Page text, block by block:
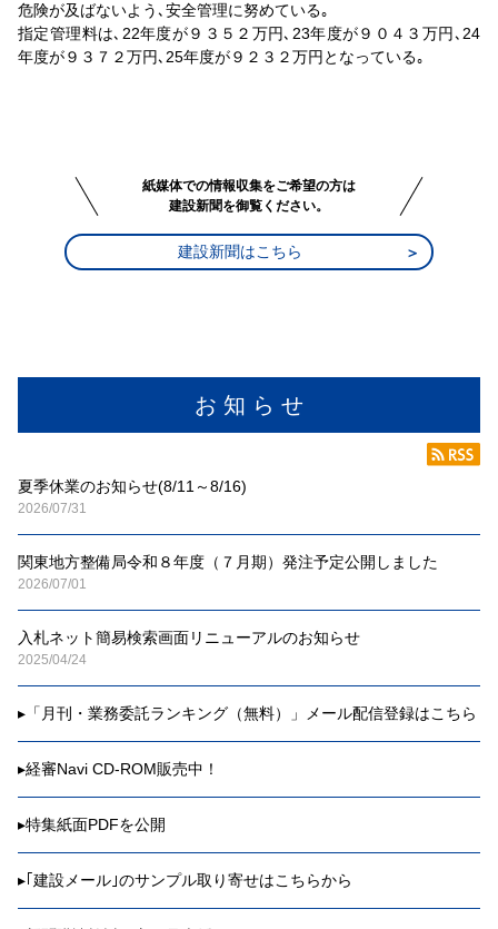
お 知 ら せ
夏季休業のお知らせ(8/11～8/16)
2026/07/31
関東地方整備局令和８年度（７月期）発注予定公開しました
2026/07/01
入札ネット簡易検索画面リニューアルのお知らせ
2025/04/24
▸ 「月刊・業務委託ランキング（無料）」メール配信登録はこちら
▸経審Navi CD-ROM販売中！
▸特集紙面PDFを公開
▸ ｢建設メール｣のサンプル取り寄せはこちらから
危険が及ばないよう､安全管理に努めている｡
指定管理料は､22年度が９３５２万円､23年度が９０４３万円､24
年度が９３７２万円､25年度が９２３２万円となっている｡
紙媒体での情報収集をご希望の方は
建設新聞を御覧ください。
建設新聞はこちら